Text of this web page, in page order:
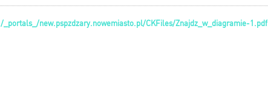
/_portals_/new.pspzdzary.nowemiasto.pl/CKFiles/Znajdz_w_diagramie-1.pdf